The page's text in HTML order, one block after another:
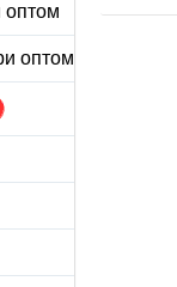
оптом
оптом